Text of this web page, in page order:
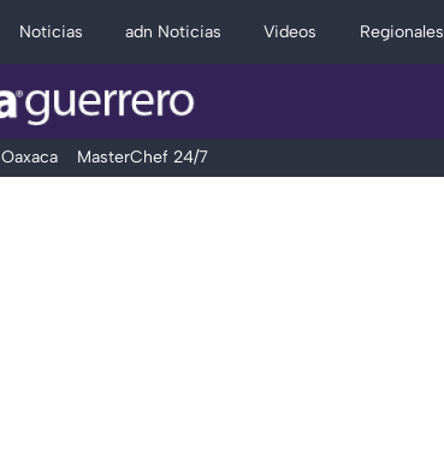
Noticias adn Noticias Videos Regionales
Oaxaca MasterChef 24/7